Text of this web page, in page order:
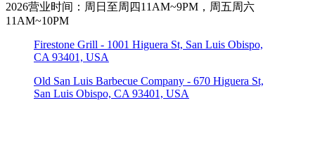
2026营业时间：周日至周四11AM~9PM，周五周六
11AM~10PM
Firestone Grill - 1001 Higuera St, San Luis Obispo,
CA 93401, USA
Old San Luis Barbecue Company - 670 Higuera St,
San Luis Obispo, CA 93401, USA